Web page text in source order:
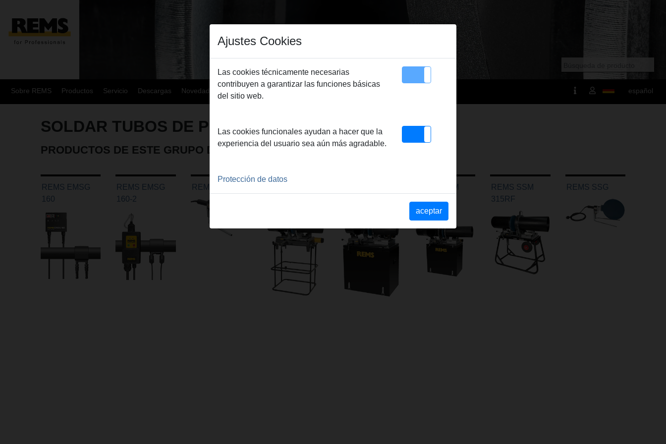
Sobre REMS Productos Servicio Descargas Novedades Sitemap Contacto español
SOLDAR TUBOS DE PLÁSTICO
PRODUCTOS DE ESTE GRUPO DE PRODUCTOS
REMS EMSG
160
REMS EMSG
160-2
REMS MSG
REMS SSM
REMS SSM
315RF
REMS SSG
Ajustes Cookies
Las cookies técnicamente necesarias
contribuyen a garantizar las funciones básicas
del sitio web.
Las cookies funcionales ayudan a hacer que la
experiencia del usuario sea aún más agradable.
Protección de datos
aceptar